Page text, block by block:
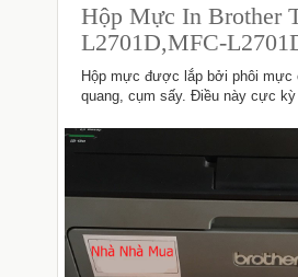
Hộp Mực In Brother
L2701D,MFC-
Hộp mực được lắp bởi phôi mực
quang, cụm sấy. Điều này cực